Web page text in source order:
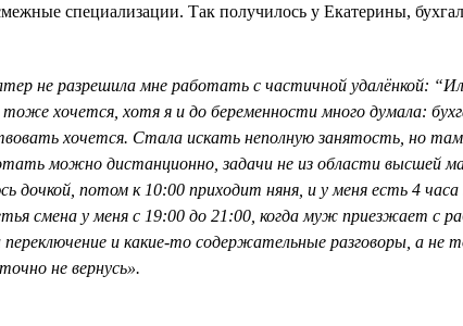
специализации. Так получилось у Екатерины,
не разрешила мне работать с частичной удалёнкой:
хочется, хотя я и до беременности много думала:
хочется. Стала искать неполную занятость, но
можно дистанционно, задачи не из области высшей
потом к 10:00 приходит няня, и у меня есть 4
смена у меня с 19:00 до 21:00, когда муж приезжает с
и какие-то содержательные разговоры, а не
не вернусь».